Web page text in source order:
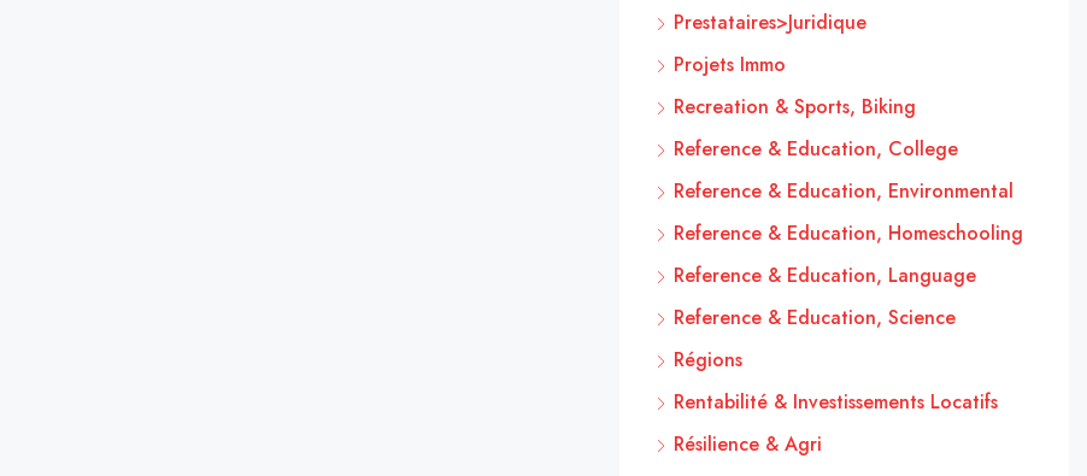
Prestataires>Juridique
Projets Immo
Recreation & Sports, Biking
Reference & Education, College
Reference & Education, Environmental
Reference & Education, Homeschooling
Reference & Education, Language
Reference & Education, Science
Régions
Rentabilité & Investissements Locatifs
Résilience & Agri